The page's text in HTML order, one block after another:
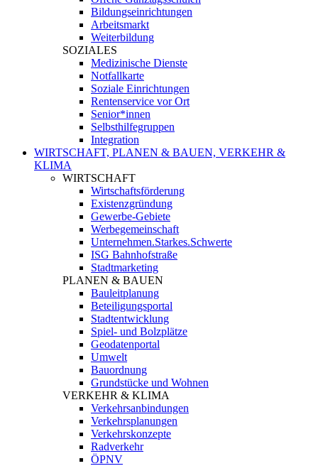
Bildungseinrichtungen
Arbeitsmarkt
Weiterbildung
SOZIALES
Medizinische Dienste
Notfallkarte
Soziale Einrichtungen
Rentenservice vor Ort
Senior*innen
Selbsthilfegruppen
Integration
WIRTSCHAFT, PLANEN & BAUEN, VERKEHR &
KLIMA
WIRTSCHAFT
Wirtschaftsförderung
Existenzgründung
Gewerbe-Gebiete
Werbegemeinschaft
Unternehmen.Starkes.Schwerte
ISG Bahnhofstraße
Stadtmarketing
PLANEN & BAUEN
Bauleitplanung
Beteiligungsportal
Stadtentwicklung
Spiel- und Bolzplätze
Geodatenportal
Umwelt
Bauordnung
Grundstücke und Wohnen
VERKEHR & KLIMA
Verkehrsanbindungen
Verkehrsplanungen
Verkehrskonzepte
Radverkehr
ÖPNV